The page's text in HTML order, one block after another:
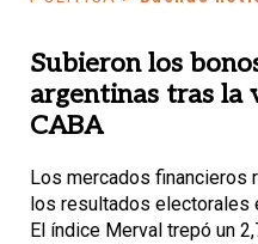
Subieron los
argentinas tras la
CABA
Los mercados financieros
los resultados electorales
El índice Merval trepó un